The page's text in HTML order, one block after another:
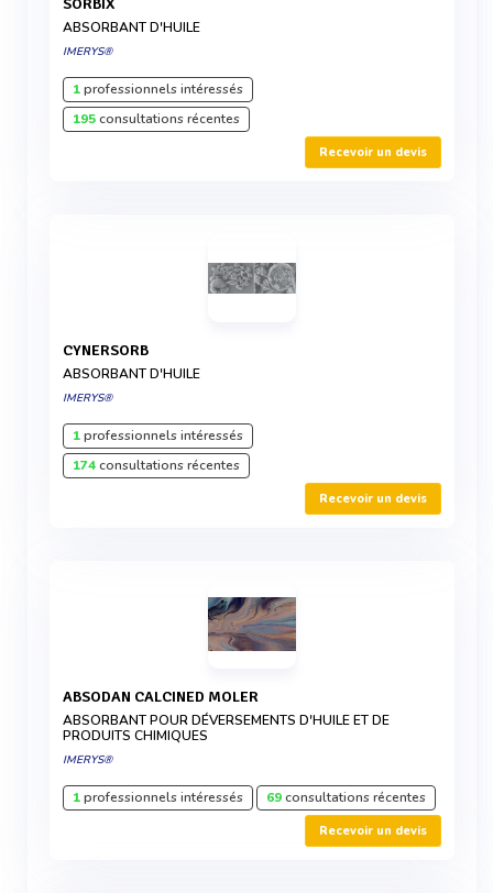
SORBIX
ABSORBANT D'HUILE
IMERYS®
1professionnels intéressés
195consultations récentes
Recevoir un devis
CYNERSORB
ABSORBANT D'HUILE
IMERYS®
1professionnels intéressés
174consultations récentes
Recevoir un devis
ABSODAN CALCINED MOLER
ABSORBANT POUR DÉVERSEMENTS D'HUILE ET DE
PRODUITS CHIMIQUES
IMERYS®
1professionnels intéressés 69consultations récentes
Recevoir un devis